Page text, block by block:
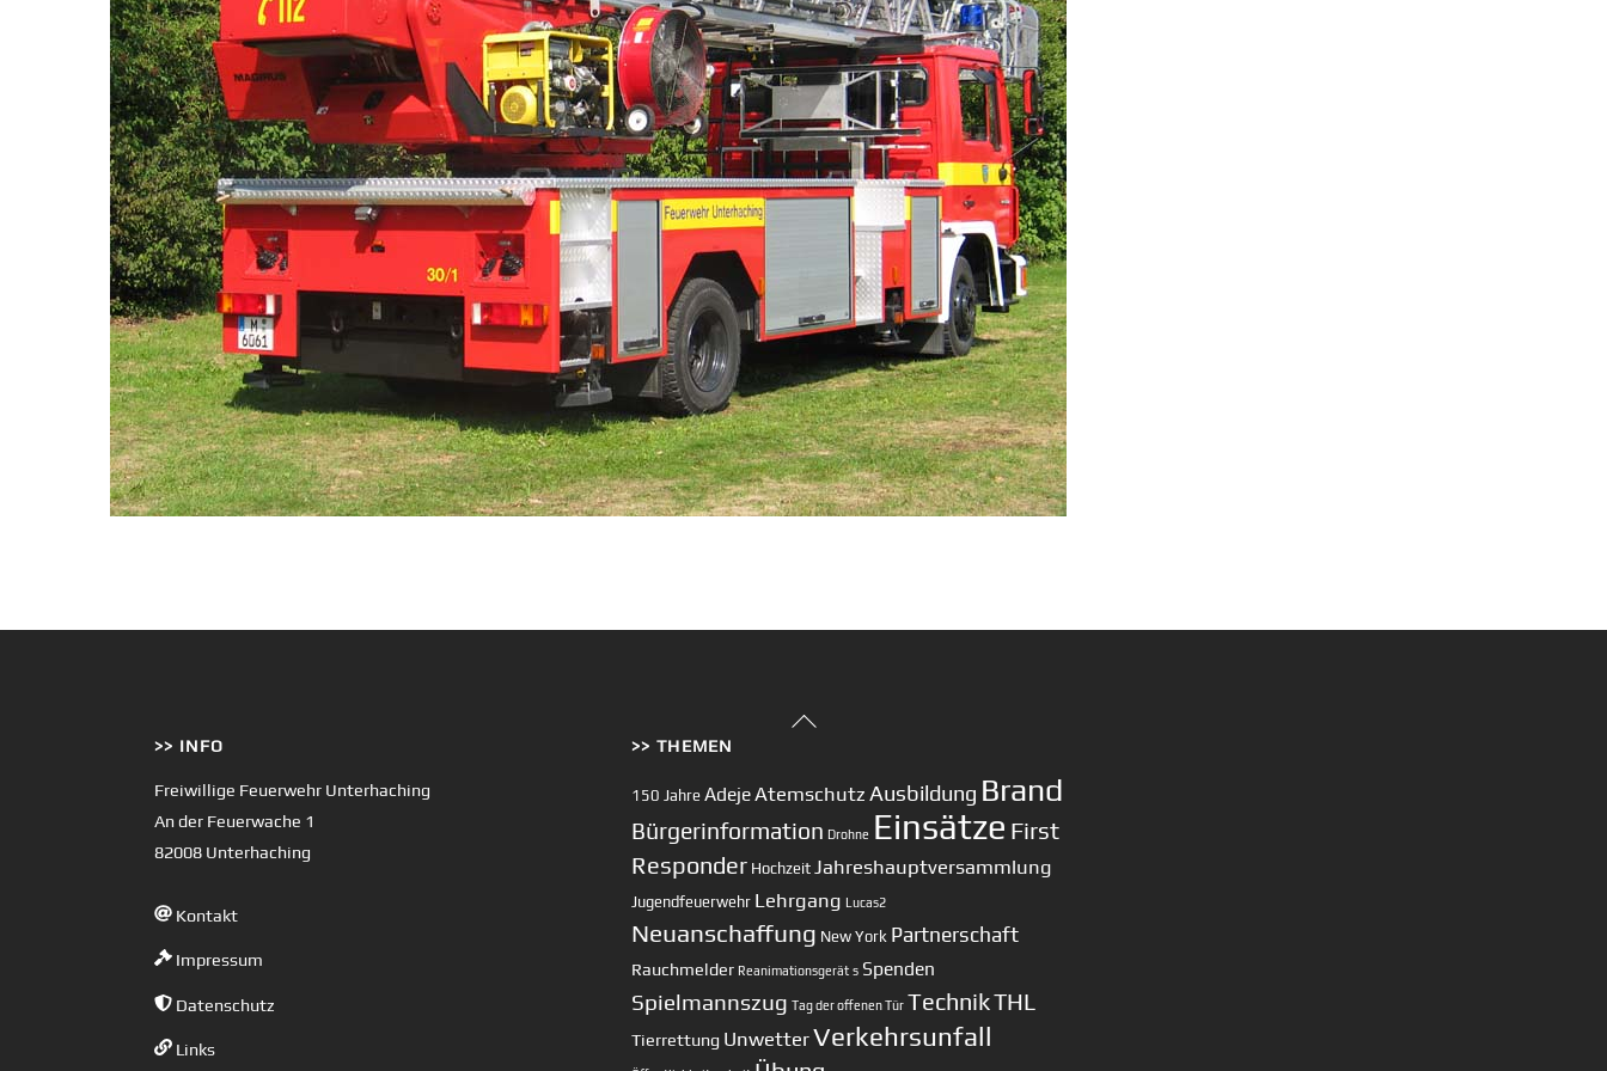
Back
>> INFO
Freiwillige Feuerwehr Unterhaching
An der Feuerwache 1
82008 Unterhaching
Kontakt
Impressum
Datenschutz
Links
>> THEMEN
150 Jahre AdejeAtemschutz Ausbildung Brand
Bürgerinformation Drohne Einsätze First
Responder Hochzeit Jahreshauptversammlung
Jugendfeuerwehr Lehrgang Lucas2
Neuanschaffung New York Partnerschaft
Rauchmelder Reanimationsgerät s Spenden
Spielmannszug Tag der offenen Tür TechnikTHL
Tierrettung UnwetterVerkehrsunfall